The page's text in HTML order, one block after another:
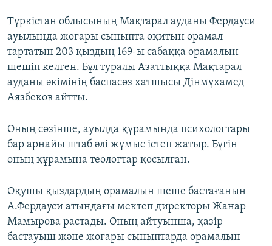
Түркістан облысының Мақтарал ауданы Фердауси
ауылында жоғары сыныпта оқитын орамал
тартатын 203 қыздың 169-ы сабаққа орамалын
шешіп келген. Бұл туралы Азаттыққа Мақтарал
ауданы әкімінің баспасөз хатшысы Дінмұхамед
Аязбеков айтты.
Оның сөзінше, ауылда құрамында психологтары
бар арнайы штаб әлі жұмыс істеп жатыр. Бүгін
оның құрамына теологтар қосылған.
Оқушы қыздардың орамалын шеше бастағанын
А.Фердауси атындағы мектеп директоры Жанар
Мамырова растады. Оның айтуынша, қазір
бастауыш және жоғары сыныптарда орамалын